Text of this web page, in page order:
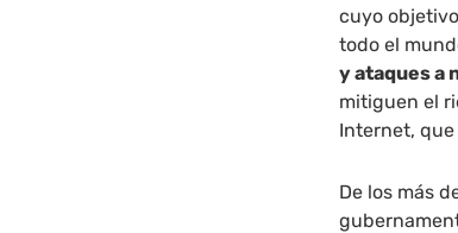
cuyo
todo el
y ataques a
mitiguen el
Internet,
De los más